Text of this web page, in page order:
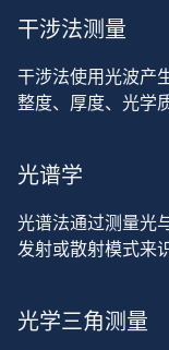
干涉法测量
干涉法使用光波产
整度、厚度、光学
光谱学
光谱法通过测量光
发射或散射模式来
光学三角测量